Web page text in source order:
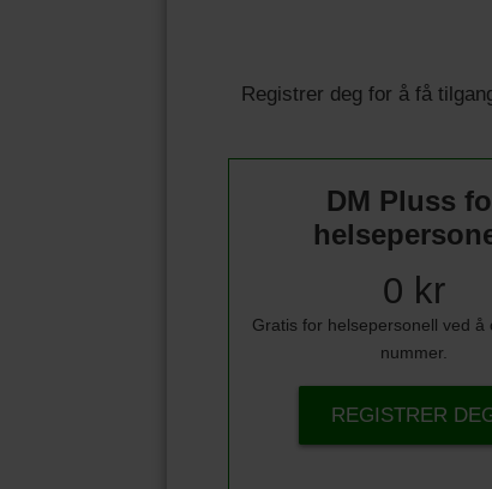
Registrer deg for å få
DM Pluss
0 kr
Gratis for helsepersonell ved å
nummer.
REGISTRER